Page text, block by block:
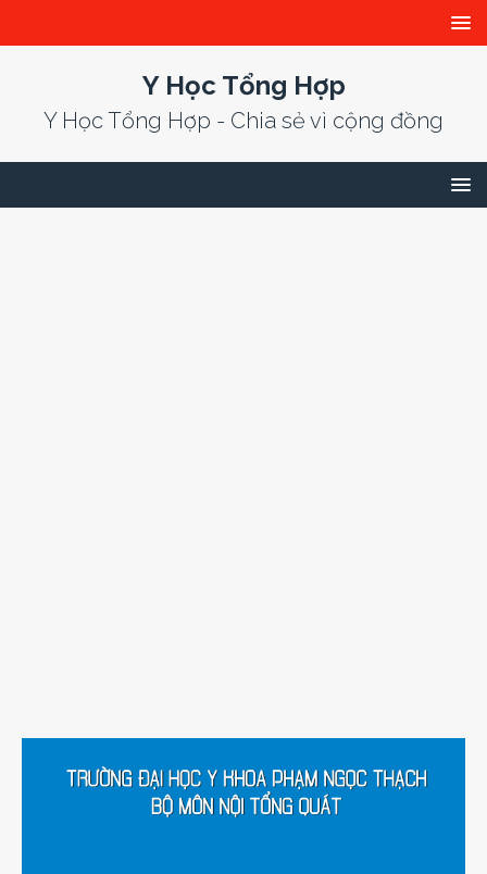
Y Học Tổng Hợp
Y Học Tổng Hợp - Chia sẻ vì cộng đồng